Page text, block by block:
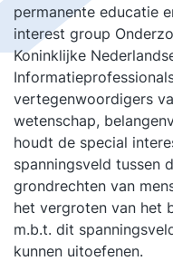
permanente educatie
interest group
Koninklijke
vertegenwoordigers
wetenschap,
houdt de special
spanningsveld tussen
grondrechten van
het vergroten van het
m.b.t. dit
kunnen uitoefenen.